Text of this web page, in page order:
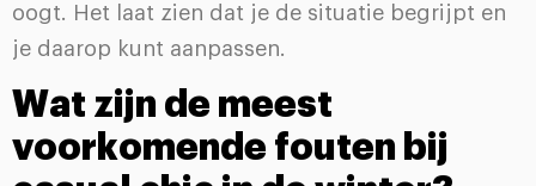
oogt. Het laat zien dat je de situatie begrijpt en
je daarop kunt aanpassen.
Wat zijn de meest
voorkomende fouten bij